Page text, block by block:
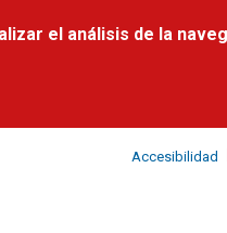
el análisis de la
Accesibilidad